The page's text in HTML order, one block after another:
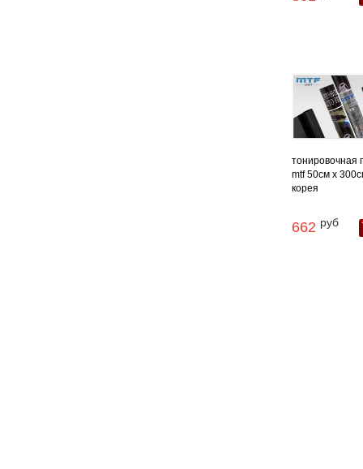
тонировочная
mtf 50см х
корея
662 руб